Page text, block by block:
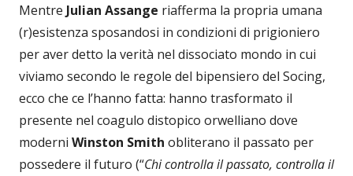
Mentre Julian Assange riafferma la propria umana
(r)esistenza sposandosi in condizioni di prigioniero
per aver detto la verità nel dissociato mondo in cui
viviamo secondo le regole del bipensiero del Socing,
ecco che ce l’hanno fatta: hanno trasformato il
presente nel coagulo distopico orwelliano dove
moderni Winston Smith obliterano il passato per
possedere il futuro (“Chi controlla il passato, controlla il